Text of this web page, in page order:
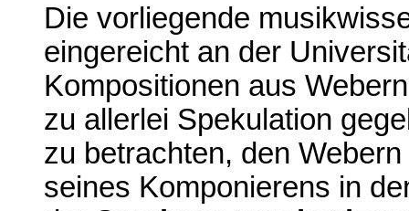
Die vorliegende
eingereicht an der
Kompositionen aus
zu allerlei Spekulation
zu betrachten, den
seines Komponierens in